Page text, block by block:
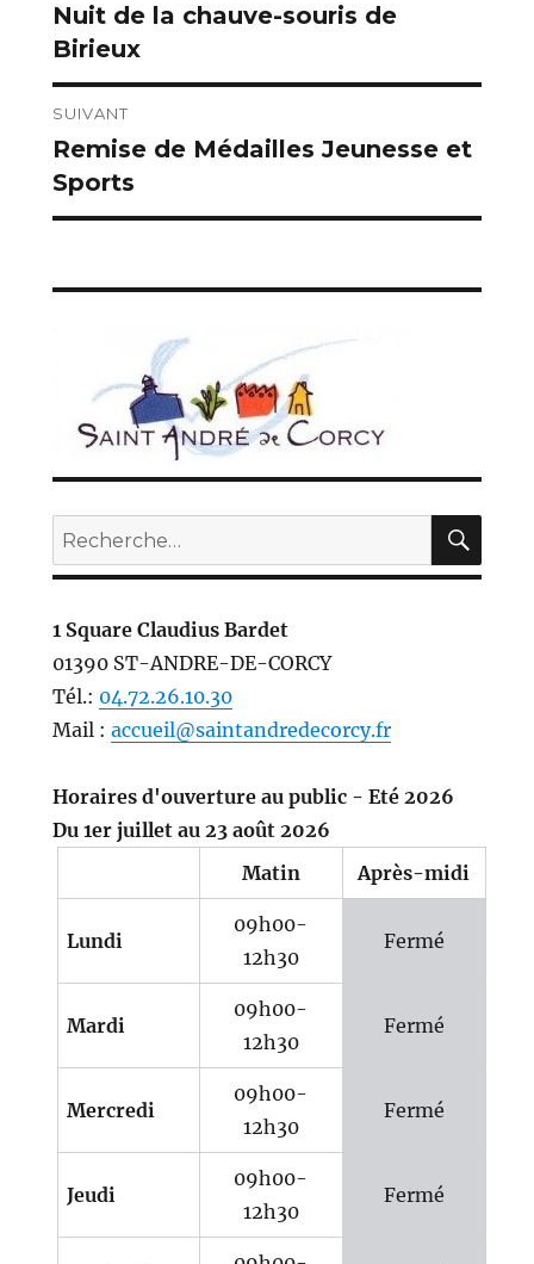
de
l’article
Publication
précédente :
Nuit de la chauve-souris de
Birieux
SUIVANT
Publication
suivante :
Remise de Médailles Jeunesse et
Sports
Recherche
pour :
1 Square Claudius Bardet
01390 ST-ANDRE-DE-CORCY
Tél.: 04.72.26.10.30
Mail : accueil@saintandredecorcy.fr
Horaires d'ouverture au public - Eté 2026
Du 1er juillet au 23 août 2026
Matin
Après-midi
Lundi
09h00-
12h30
Fermé
Mardi
09h00-
12h30
Fermé
Mercredi
09h00-
12h30
Fermé
Jeudi
09h00-
12h30
Fermé